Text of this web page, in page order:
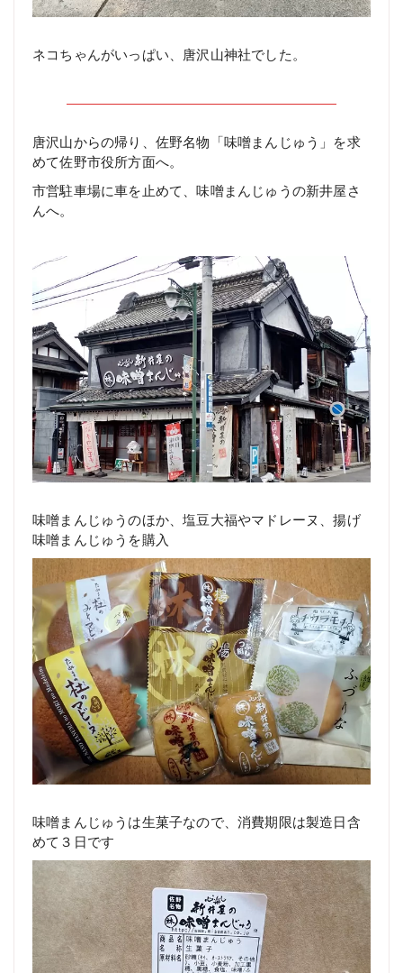
ネコちゃんがいっぱい、唐沢山神社でした。
唐沢山からの帰り、佐野名物「味噌まんじゅう」を求
めて佐野市役所方面へ。
市営駐車場に車を止めて、味噌まんじゅうの新井屋さ
んへ。
味噌まんじゅうのほか、塩豆大福やマドレーヌ、揚げ
味噌まんじゅうを購入
味噌まんじゅうは生菓子なので、消費期限は製造日含
めて３日です